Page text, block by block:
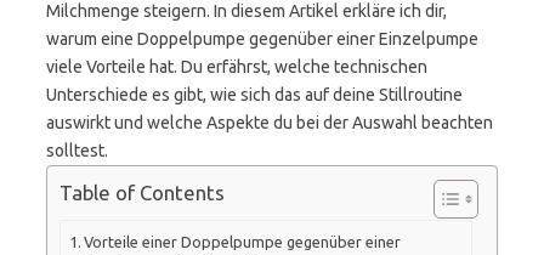
Milchmenge steigern. In diesem Artikel erkläre ich dir,
warum eine Doppelpumpe gegenüber einer Einzelpumpe
viele Vorteile hat. Du erfährst, welche technischen
Unterschiede es gibt, wie sich das auf deine Stillroutine
auswirkt und welche Aspekte du bei der Auswahl beachten
solltest.
Table of Contents
Vorteile einer Doppelpumpe gegenüber einer